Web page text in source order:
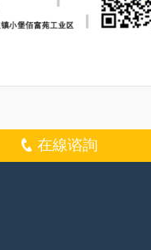
在線谘詢